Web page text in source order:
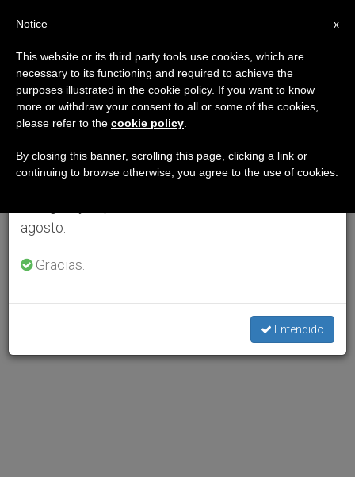
×
Aviso importante
Del 27 de julio al 7 de agosto haremos la pausa
anual, aprovechando que en el periodo de verano
se generan menos informaciones y también el
agosto.
Gracias.
Entendido
x
Notice
This website or its third party tools use cookies, which are
necessary to its functioning and required to achieve the
purposes illustrated in the cookie policy. If you want to know
more or withdraw your consent to all or some of the cookies,
please refer to the cookie policy
By closing this banner, scrolling this page, clicking a link or
continuing to browse otherwise, you agree to the use of cookies.